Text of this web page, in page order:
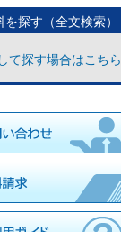
を探す（全文検索）
て探す場合はこちら